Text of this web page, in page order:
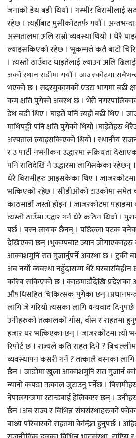
जनाको डेथ बडी थियो । गम्भीर बिरामीलाई
रहेछ । त्यहींबाट मुसीकोटतर्फ गयौं ।
अस्पतालमा अलि राम्रो व्यवस्था थियो । धेरै
ल्याइसकिएको रहेछ । भूकम्पले कतै बाटो
। त्यस्तो ठाउँबाट घाइतेलाई ल्याउन अलि
अर्को स्थान राडीमा गयौं । जाजरकोटमा
भएको छ । सदरमुकामको एउटा भागमा बढी
कम क्षति पुगेको अवस्थ छ । भेरी
डेथ बडी थिए । घाइते पनि त्यहीं बढी थिए ।
माथिपट्टी पनि क्षति पुगेको थियो ।घाइेतेहरु
अस्पताल ल्याइसकिएको थियो । स्थानीय
र उ पार्टी नभनीकन उद्धारमा सक्रियता
पनि रातिदेखि नै उद्धारमा लागिसकेका रहेछन्
धेरै बिरामीहरु आइसकेका थिए ।
भत्किएको रहेछ । सीडीओको टाउकोमा समेत
काठमाडौं जस्तो होइन । जाजरकोटमा पहाडमा
त्यस्तो ठाउँमा उद्धार गर्न धेरै कठिन थियो ।
पर्छ । बस्न लायक छैनन् । पछिल्ला पटक
देखिएका छन् ।भुकम्पबाट ज्यान
आकाशमुनि रात गुजार्नुपर्ने अवस्था छ । टुकी
अब नयाँ व्यवस्था नहुँदासम्म धेरै
करिब सकिएको छ । काठमाडौंदेखि प्रदेशका
औषधिसहित चिकित्सक पुगेका छन्
लागि जे गरियो त्यसका लागि धन्यवाद
उनीहरुको तत्कालको गाँस, बाँस र राहतमा
हजार घर भत्किएका छन् । जाजरकोटमा त्यो
रिपोर्ट छ । राज्यले कति राहत दिने ?
व्यवस्थापन कसरी गर्ने ? तत्कालै बस्नका
छैन । जाडोमा खुला आकाशमुनि रात गुजार्न
न्यानो कपडा तत्काल जुटाउनु पर्नेछ ।
नेपालगन्जमा स्टान्डबाई हेलिकप्टर छन् ।
छैन ।अब राज्य र विभिन्न संघसंस्थाहरुको
बाध्य परिवारको राहतमा केन्द्रित हुनुपर्छ ।